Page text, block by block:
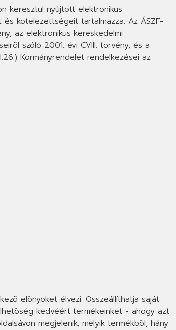
keresztül nyújtott elektronikus
kötelezettségeit tartalmazza. Az ÁSZF-
az elektronikus kereskedelmi
szóló 2001. évi CVIII. törvény, és a
Kormányrendelet rendelkezései az
elõnyöket élvezi: Összeállíthatja saját
kedvéért termékeinket - ahogy azt
megjelenik, melyik termékbõl, hány